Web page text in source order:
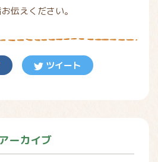
伝えください。
ツイート
アーカイブ